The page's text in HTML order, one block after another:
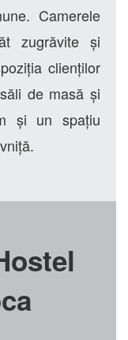
Camerele
zugrăvite și
clienților
de masă și
și un spațiu